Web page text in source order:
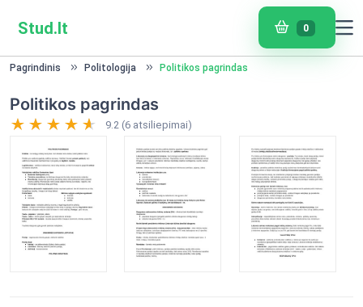
Stud.lt 0
Pagrindinis Politologija Politikos pagrindas
Politikos pagrindas
9.2 (6 atsiliepimai)